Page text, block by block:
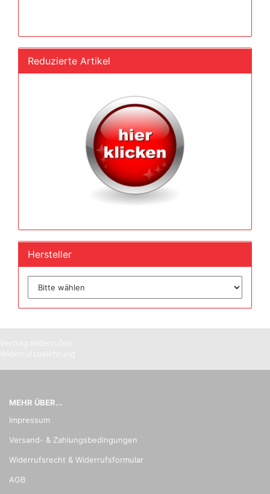
Reduzierte Artikel
Hersteller
MEHR ÜBER...
Impressum
Versand- & Zahlungsbedingungen
Widerrufsrecht & Widerrufsformular
AGB